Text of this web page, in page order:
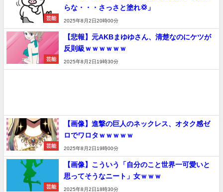
芸能
らな・・・さっさと塗れ💢」
2025年8月2日20時00分
芸能
【悲報】元AKBまゆゆさん、清楚なのにケツが
反則級ｗｗｗｗｗｗ
2025年8月2日19時30分
芸能
【画像】進撃の巨人のネックレス、オタク感ゼ
ロでワロタｗｗｗｗｗ
2025年8月2日19時00分
芸能
【画像】こういう「自分のこと世界一可愛いと
思ってそうなニート」女ｗｗｗ
2025年8月2日18時30分